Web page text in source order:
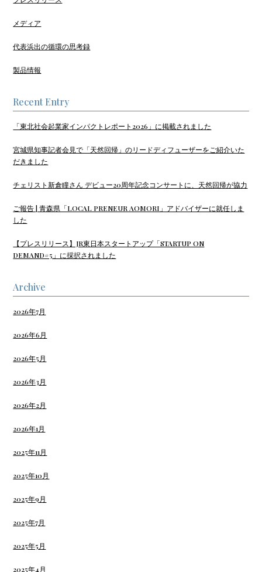
メディア
代表浜出の循環の思考録
製品情報
Recent Entry
「東北社会起業家インパクトレポート2026」に掲載されました
宮城県知事記者会見で「天然回帰」のリードディフューザーをご紹介いた
だきました
チェリスト新倉瞳さん デビュー20周年記念コンサートに、天然回帰が協力
ご報告 | 青森県「LOCAL PRENEUR AOMORI」アドバイザーに就任しま
した
【プレスリリース】JR東日本スタートアップ「STARTUP ON
DEMAND#5」に採択されました
Archive
2026年7月
2026年6月
2026年5月
2026年3月
2026年2月
2026年1月
2025年11月
2025年10月
2025年9月
2025年7月
2025年5月
2025年4月